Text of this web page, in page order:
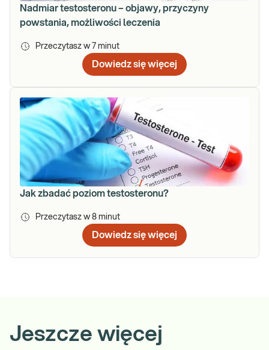
Nadmiar testosteronu – objawy, przyczyny
powstania, możliwości leczenia
Przeczytasz w 7 minut
Dowiedz się więcej
Jak zbadać poziom testosteronu?
Przeczytasz w 8 minut
Dowiedz się więcej
Jeszcze więcej